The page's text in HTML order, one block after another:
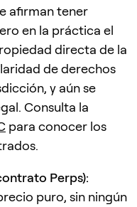
afirman tener
en la práctica el
directa de la
de derechos
y aún se
Consulta la
para conocer los
Perps):
puro, sin ningún